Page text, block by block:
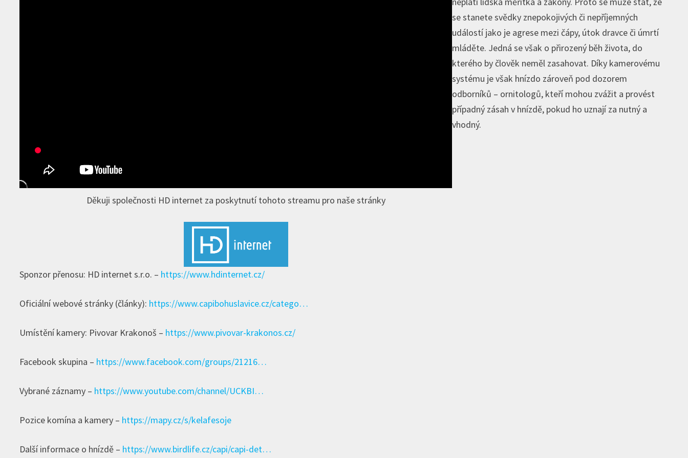
Děkuji společnosti HD internet za poskytnutí tohoto streamu pro naše stránky
Sponzor přenosu: HD internet s.r.o. – https://www.hdinternet.cz/​
Oficiální webové stránky (články): https://www.capibohuslavice.cz/catego…
Umístění kamery: Pivovar Krakonoš – https://www.pivovar-krakonos.cz/
Facebook skupina – https://www.facebook.com/groups/21216…
Vybrané záznamy – https://www.youtube.com/channel/UCKBI…
Pozice komína a kamery – https://mapy.cz/s/kelafesoje
Další informace o hnízdě – https://www.birdlife.cz/capi/capi-det…
se stanete svědky znepokojivých či nepříjemných
událostí jako je agrese mezi čápy, útok dravce či úmrtí
mláděte. Jedná se však o přirozený běh života, do
kterého by člověk neměl zasahovat. Díky kamerovému
systému je však hnízdo zároveň pod dozorem
odborníků – ornitologů, kteří mohou zvážit a provést
případný zásah v hnízdě, pokud ho uznají za nutný a
vhodný.